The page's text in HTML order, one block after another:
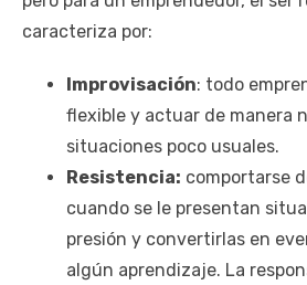
caracteriza por:
Improvisación: todo
flexible y actuar de manera
situaciones poco usuales.
Resistencia: comportarse
cuando se le presentan
presión y convertirlas en
algún aprendizaje. La